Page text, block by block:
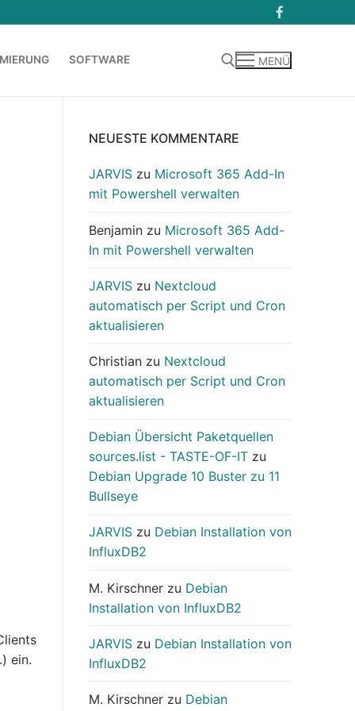
SOFTWARE MENÜ
ein.
NEUESTE KOMMENTARE
JARVIS zu Microsoft 365 Add-In
mit Powershell verwalten
Benjamin zu Microsoft 365 Add-
In mit Powershell verwalten
JARVIS zu Nextcloud
automatisch per Script und Cron
aktualisieren
Christian zu Nextcloud
automatisch per Script und Cron
aktualisieren
Debian Übersicht Paketquellen
sources.list - TASTE-OF-IT zu
Debian Upgrade 10 Buster zu 11
Bullseye
JARVIS zu Debian Installation von
InfluxDB2
M. Kirschner zu Debian
Installation von InfluxDB2
JARVIS zu Debian Installation von
InfluxDB2
M. Kirschner zu Debian